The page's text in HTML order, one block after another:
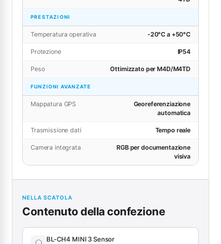
PRESTAZIONI
Temperatura operativa -20°C a +50°C
Protezione IP54
Peso Ottimizzato per M4D/M4TD
FUNZIONI AVANZATE
Mappatura GPS
Georeferenziazione
automatica
Trasmissione dati Tempo reale
Camera integrata
RGB per documentazione
visiva
NELLA SCATOLA
Contenuto della confezione
BL-CH4 MINI 3 Sensor